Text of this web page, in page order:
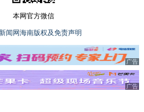
本网官方微信
闻网海南版权及免责声明
广告
广告